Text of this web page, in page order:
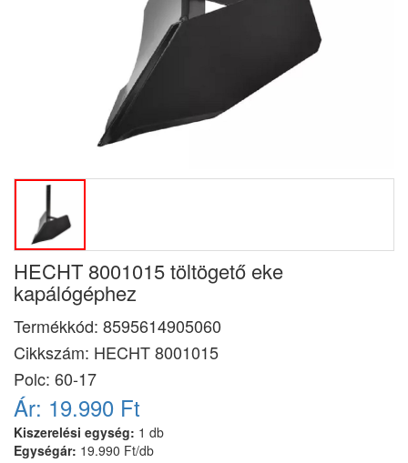
HECHT 8001015 töltögető eke
kapálógéphez
Termékkód: 8595614905060
Cikkszám: HECHT 8001015
Polc: 60-17
Ár: 19.990 Ft
Kiszerelési egység: 1 db
Egységár: 19.990 Ft/db